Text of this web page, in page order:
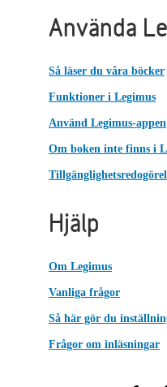
Använda
Så läser du våra böcker
Funktioner i Legimus
Använd Legimus-appen
Om boken inte finns i
Hjälp
Om Legimus
Vanliga frågor
Så här gör du
Frågor om inläsningar